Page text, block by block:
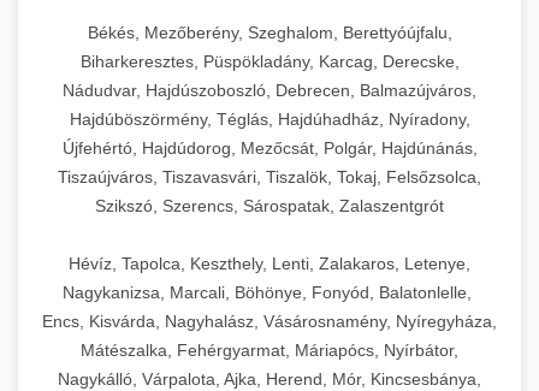
Békés, Mezőberény, Szeghalom, Berettyóújfalu,
Biharkeresztes, Püspökladány, Karcag, Derecske,
Nádudvar, Hajdúszoboszló, Debrecen, Balmazújváros,
Hajdúböszörmény, Téglás, Hajdúhadház, Nyíradony,
Újfehértó, Hajdúdorog, Mezőcsát, Polgár, Hajdúnánás,
Tiszaújváros, Tiszavasvári, Tiszalök, Tokaj, Felsőzsolca,
Szikszó, Szerencs, Sárospatak, Zalaszentgrót
Hévíz, Tapolca, Keszthely, Lenti, Zalakaros, Letenye,
Nagykanizsa, Marcali, Böhönye, Fonyód, Balatonlelle,
Encs, Kisvárda, Nagyhalász, Vásárosnamény, Nyíregyháza,
Mátészalka, Fehérgyarmat, Máriapócs, Nyírbátor,
Nagykálló, Várpalota, Ajka, Herend, Mór, Kincsesbánya,